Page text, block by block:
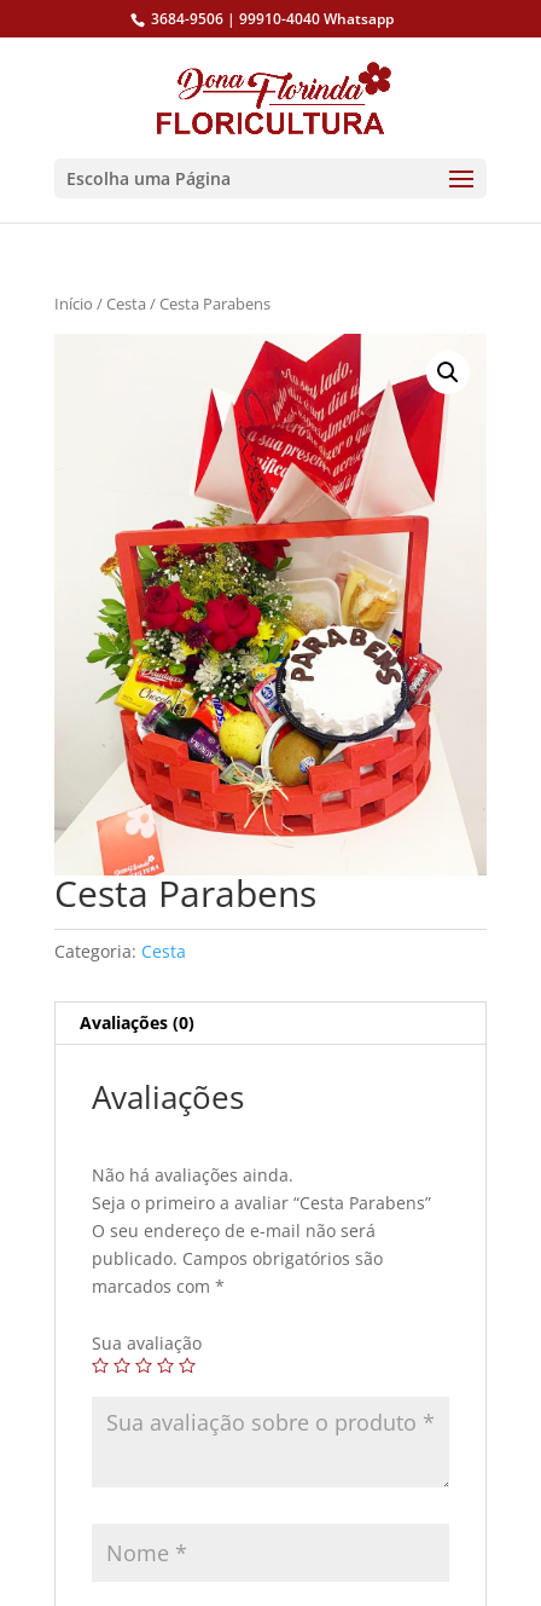
3684-9506 | 99910-4040 Whatsapp
Escolha uma Página
Início /Cesta / Cesta Parabens
Cesta Parabens
Categoria: Cesta
Avaliações (0)
Avaliações
Não há avaliações ainda.
Seja o primeiro a avaliar “Cesta Parabens”
O seu endereço de e-mail não será
publicado. Campos obrigatórios são
marcados com *
Sua avaliação